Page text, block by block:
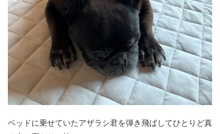
ベッドに乗せていたアザラシ君を弾き飛ばしてひとりど真